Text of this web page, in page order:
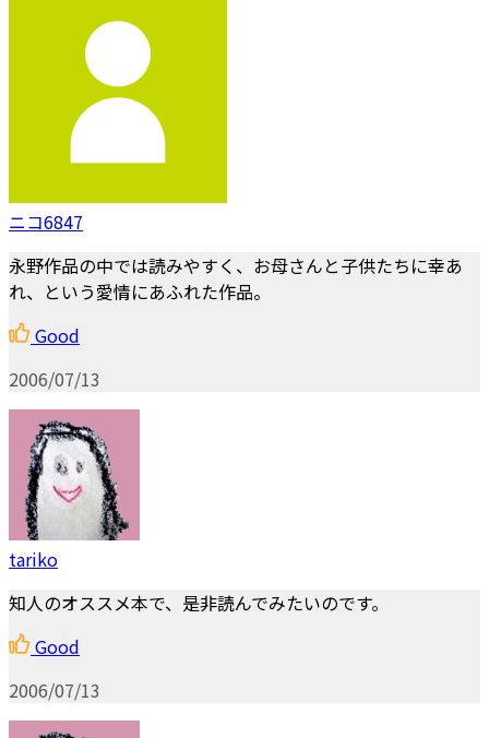
ニコ6847
永野作品の中では読みやすく、お母さんと子供たちに幸あ
れ、という愛情にあふれた作品。
Good
2006/07/13
tariko
知人のオススメ本で、是非読んでみたいのです。
Good
2006/07/13